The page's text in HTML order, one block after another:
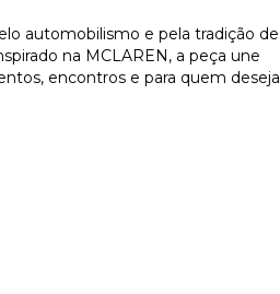
automobilismo e pela tradição de
na MCLAREN, a peça une
encontros e para quem deseja